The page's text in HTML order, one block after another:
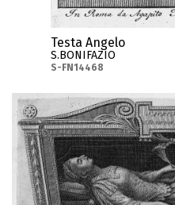
Testa Angelo
S.BONIFAZIO
S-FN14468